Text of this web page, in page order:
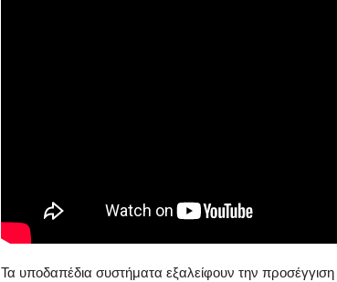
Τα υποδαπέδια συστήματα εξαλείφουν την